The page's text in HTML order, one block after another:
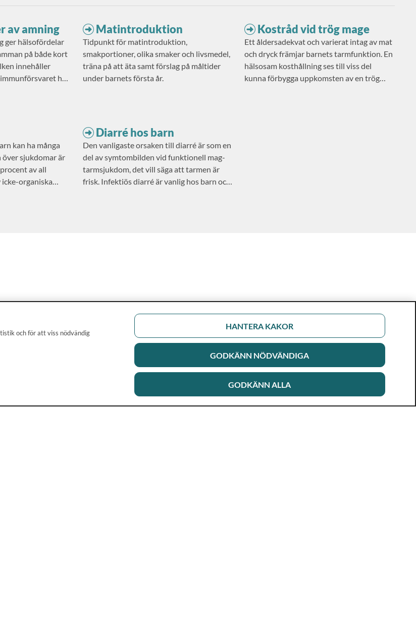
av amning
ger hälsofördelar
på både kort
innehåller
hos
Matintroduktion
Tidpunkt för matintroduktion,
smakportioner, olika smaker och livsmedel,
träna på att äta samt förslag på måltider
under barnets första år.
Kostråd vid trög mage
Ett åldersadekvat och varierat intag av mat
och dryck främjar barnets tarmfunktion. En
hälsosam kosthållning ses till viss del
kunna förbygga uppkomsten av en trög
kan ha många
över sjukdomar är
av all
organiska
Diarré hos barn
Den vanligaste orsaken till diarré är som en
del av symtombilden vid funktionell mag-
tarmsjukdom, det vill säga att tarmen är
frisk. Infektiös diarré är vanlig hos barn och
och för att viss nödvändig
HANTERA KAKOR
GODKÄNN NÖDVÄNDIGA
GODKÄNN ALLA